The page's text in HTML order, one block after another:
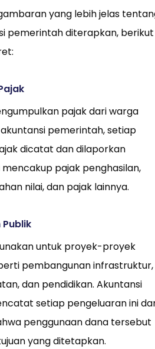
yang lebih jelas
pemerintah diterapkan, berikut
pajak dari warga
pemerintah, setiap
dicatat dan dilaporkan
mencakup pajak penghasilan,
nilai, dan pajak lainnya.
Publik
untuk proyek-proyek
pembangunan infrastruktur,
dan pendidikan. Akuntansi
setiap pengeluaran ini
penggunaan dana tersebut
yang ditetapkan.